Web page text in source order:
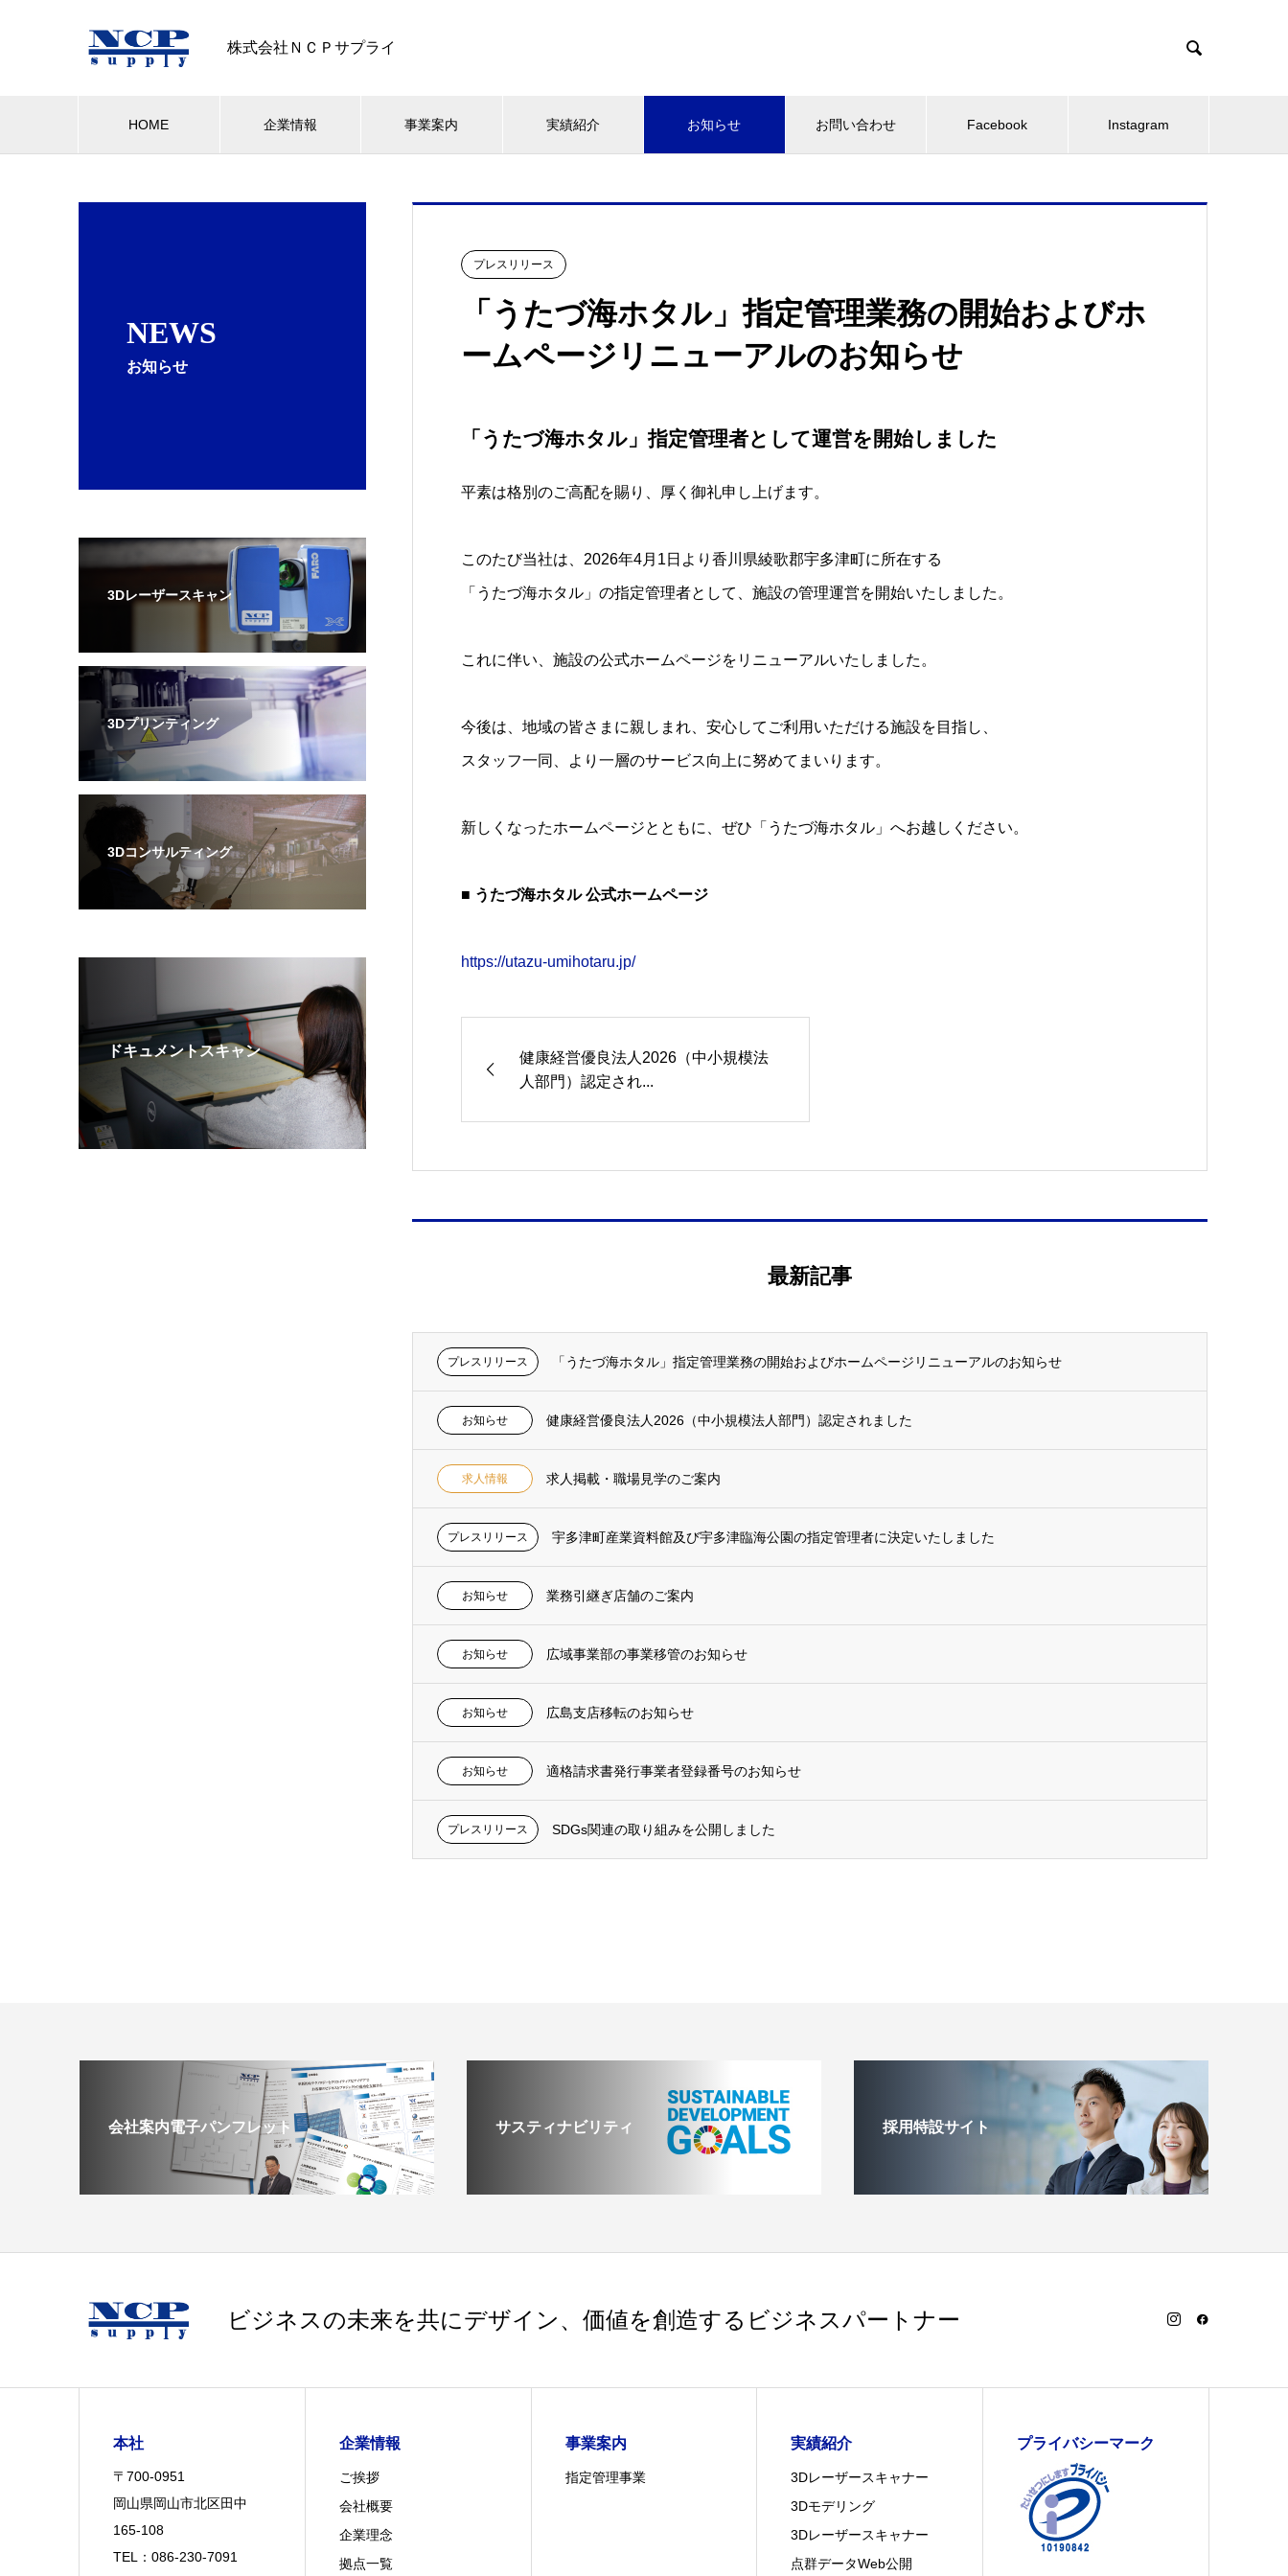
株式会社ＮＣＰサプライ 
HOME 企業情報 事業案内 実績紹介 お知らせ お問い合わせ Facebook Instagram
NEWS
お知らせ
プレスリリース
「うたづ海ホタル」指定管理業務の開始およびホ
ームページリニューアルのお知らせ
「うたづ海ホタル」指定管理者として運営を開始しました
平素は格別のご高配を賜り、厚く御礼申し上げます。
このたび当社は、2026年4月1日より香川県綾歌郡宇多津町に所在する
「うたづ海ホタル」の指定管理者として、施設の管理運営を開始いたしました。
これに伴い、施設の公式ホームページをリニューアルいたしました。
今後は、地域の皆さまに親しまれ、安心してご利用いただける施設を目指し、
スタッフ一同、より一層のサービス向上に努めてまいります。
新しくなったホームページとともに、ぜひ「うたづ海ホタル」へお越しください。
■ うたづ海ホタル 公式ホームページ
https://utazu-umihotaru.jp/
健康経営優良法人2026（中小規模法
人部門）認定され...
最新記事
プレスリリース 「うたづ海ホタル」指定管理業務の開始およびホームページリニューアルのお知らせ
お知らせ 健康経営優良法人2026（中小規模法人部門）認定されました
求人情報 求人掲載・職場見学のご案内
プレスリリース 宇多津町産業資料館及び宇多津臨海公園の指定管理者に決定いたしました
お知らせ 業務引継ぎ店舗のご案内
お知らせ 広域事業部の事業移管のお知らせ
お知らせ 広島支店移転のお知らせ
お知らせ 適格請求書発行事業者登録番号のお知らせ
プレスリリース SDGs関連の取り組みを公開しました
3Dレーザースキャン
3Dプリンティング
3Dコンサルティング
ドキュメントスキャン
会社案内電子パンフレット サスティナビリティ 採用特設サイト
ビジネスの未来を共にデザイン、価値を創造するビジネスパートナー
本社
〒700-0951
岡山県岡山市北区田中
165-108
TEL：086-230-7091
企業情報
ご挨拶
会社概要
企業理念
拠点一覧
事業案内
指定管理事業
実績紹介
3Dレーザースキャナー
3Dモデリング
3Dレーザースキャナー
点群データWeb公開
プライバシーマーク